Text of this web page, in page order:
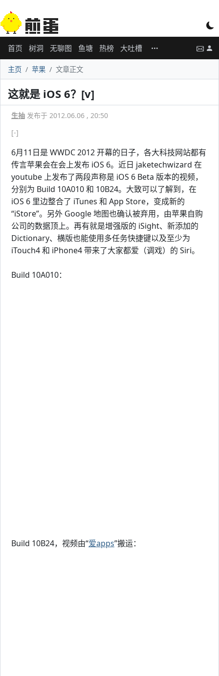
首页 树洞 无聊图 鱼塘 热榜 大吐槽
主页 苹果 文章正文
这就是 iOS 6？[v]
生抽 发布于 2012.06.06 , 20:50
[-]
6月11日是 WWDC 2012 开幕的日子，各大科技网站都有
传言苹果会在会上发布 iOS 6。近日 jaketechwizard 在
youtube 上发布了两段声称是 iOS 6 Beta 版本的视频，
分别为 Build 10A010 和 10B24。大致可以了解到，在
iOS 6 里边整合了 iTunes 和 App Store，变成新的
“iStore”。另外 Google 地图也确认被弃用，由苹果自购
公司的数据顶上。再有就是增强版的 iSight、新添加的
Dictionary、横版也能使用多任务快捷键以及至少为
iTouch4 和 iPhone4 带来了大家都爱（调戏）的 Siri。
Build 10A010：
Build 10B24，视频由“爱apps”搬运：